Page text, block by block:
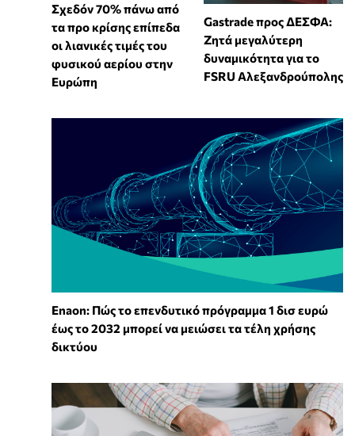
Σχεδόν 70% πάνω από
τα προ κρίσης επίπεδα
οι λιανικές τιμές του
φυσικού αερίου στην
Ευρώπη
Gastrade προς ΔΕΣΦΑ:
Ζητά μεγαλύτερη
δυναμικότητα για το
FSRU Αλεξανδρούπολης
Enaon: Πώς το επενδυτικό πρόγραμμα 1 δισ ευρώ
έως το 2032 μπορεί να μειώσει τα τέλη χρήσης
δικτύου